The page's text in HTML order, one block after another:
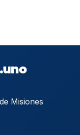
Misiones